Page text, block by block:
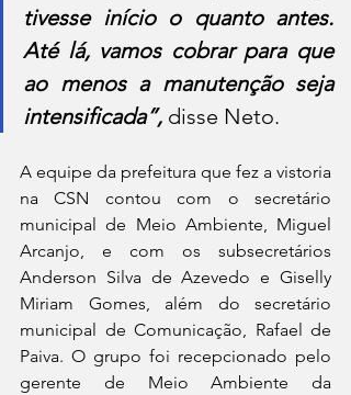
tivesse início o quanto antes.
Até lá, vamos cobrar para que
ao menos a manutenção seja
intensificada”, disse Neto.
A equipe da prefeitura que fez a vistoria
na CSN contou com o secretário
municipal de Meio Ambiente, Miguel
Arcanjo, e com os subsecretários
Anderson Silva de Azevedo e Giselly
Miriam Gomes, além do secretário
municipal de Comunicação, Rafael de
Paiva. O grupo foi recepcionado pelo
gerente de Meio Ambiente da